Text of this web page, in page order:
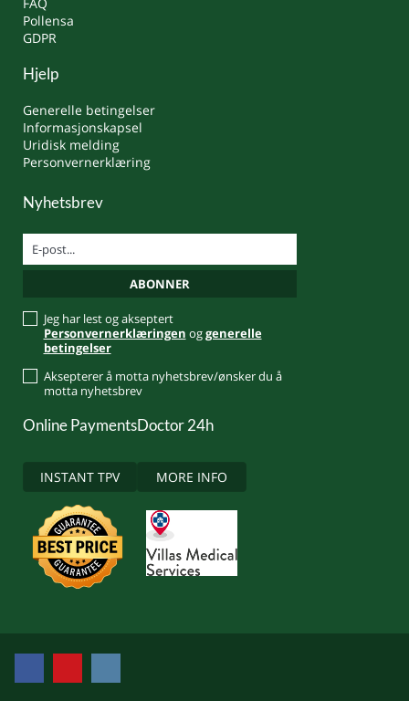
Pollensa
GDPR
Hjelp
Generelle betingelser
Informasjonskapsel
Uridisk melding
Personvernerklæring
Nyhetsbrev
Jeg har lest og akseptert
Personvernerklæringen oggenerelle
betingelser
Aksepterer å motta nyhetsbrev/ønsker du å
motta nyhetsbrev
Online Payments
INSTANT TPV
Doctor 24h
MORE INFO